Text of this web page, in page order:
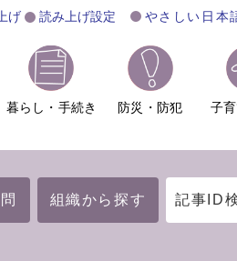
げ 読み上げ設定 やさしい日本
暮らし・手続き 防災・防犯 子
組織から探す 記事ID